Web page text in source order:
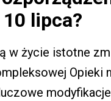
lipca?
w życie istotne
Opieki